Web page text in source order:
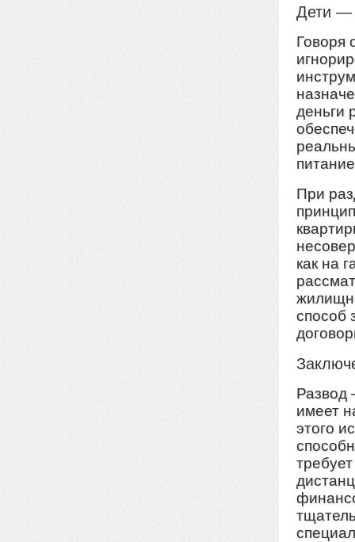
Дети —
Говоря
деньги
При
как на
способ
Развод
имеет
этого